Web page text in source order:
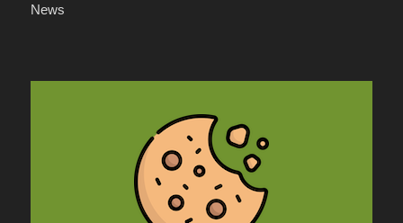
News
INFORMATIONEN